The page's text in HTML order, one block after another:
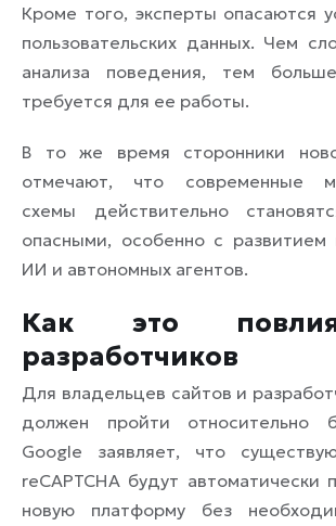
Кроме того, эксперты опасаются
пользовательских данных. Чем
анализа поведения, тем
требуется для ее работы.
В то же время сторонники
отмечают, что современные
схемы действительно
опасными, особенно с развитием
ИИ и автономных агентов.
Как это
разработчиков
Для владельцев сайтов и
должен пройти относительно
Google заявляет, что
reCAPTCHA будут автоматически
новую платформу без